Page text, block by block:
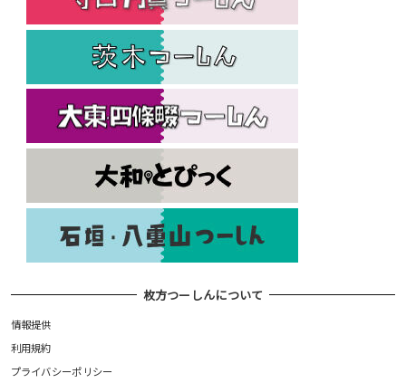
枚方つーしんについて
情報提供
利用規約
プライバシーポリシー